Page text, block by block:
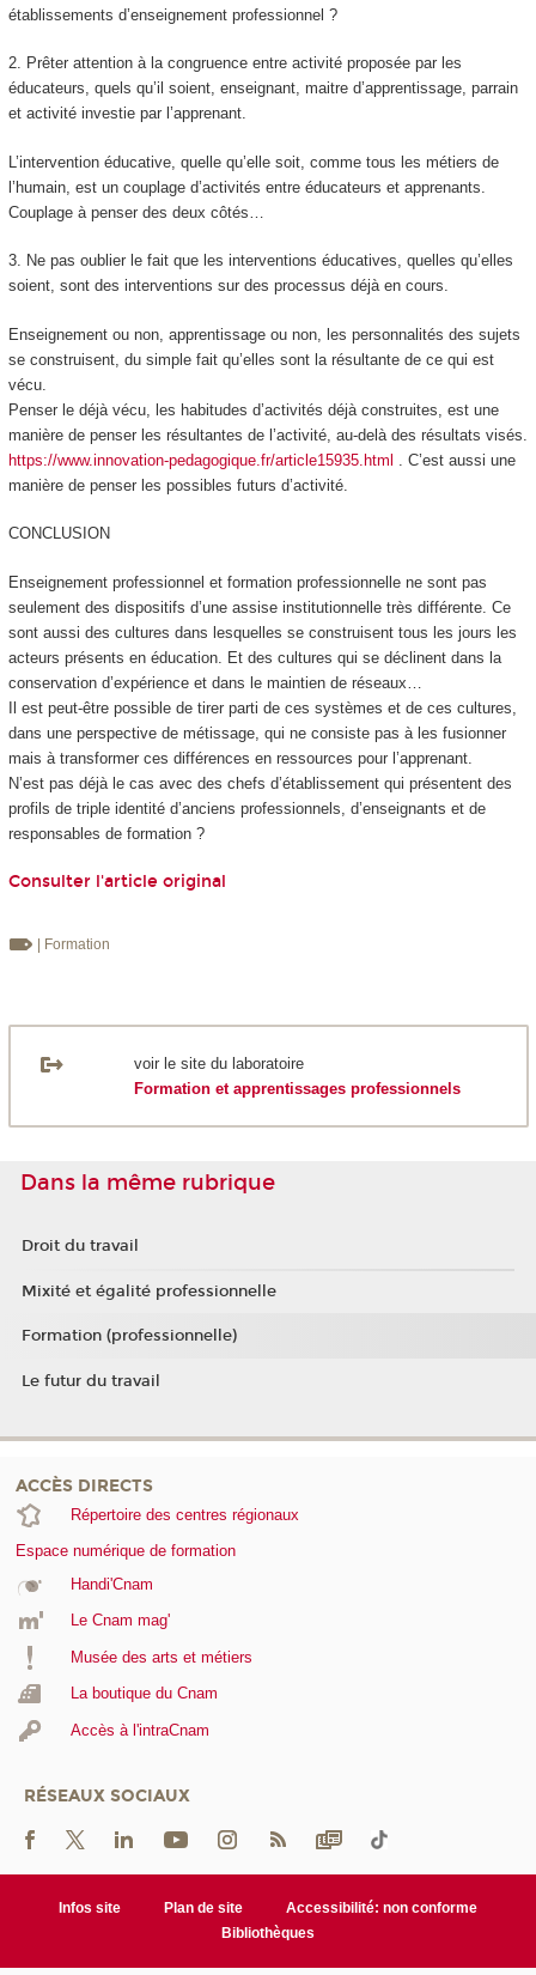
établissements d’enseignement professionnel ?
2. Prêter attention à la congruence entre activité proposée par les
éducateurs, quels qu’il soient, enseignant, maitre d’apprentissage, parrain
et activité investie par l’apprenant.
L’intervention éducative, quelle qu’elle soit, comme tous les métiers de
l’humain, est un couplage d’activités entre éducateurs et apprenants.
Couplage à penser des deux côtés…
3. Ne pas oublier le fait que les interventions éducatives, quelles qu’elles
soient, sont des interventions sur des processus déjà en cours.
Enseignement ou non, apprentissageou non, les personnalités des sujets
se construisent, du simple fait qu’elles sont la résultante de ce qui est
vécu.
Penser le déjà vécu, les habitudes d’activités déjà construites, est une
manière de penser les résultantes de l’activité, au-delà des résultats visés.
https://www.innovation-pedagogique.fr/article15935.html . C’est aussi une
manière de penser les possibles futurs d’activité.
CONCLUSION
Enseignement professionnel et formation professionnelle ne sont pas
seulement des dispositifs d’une assise institutionnelle très différente. Ce
sont aussi des cultures dans lesquelles se construisent tous les jours les
acteurs présents en éducation. Et des cultures qui se déclinent dans la
conservation d’expérience et dans le maintien de réseaux…
Il est peut-être possible de tirer parti de ces systèmes et de ces cultures,
dans une perspective de métissage, qui ne consiste pas à les fusionner
mais à transformer ces différences en ressources pour l’apprenant.
N’est pas déjà le cas avec des chefs d’établissement qui présentent des
profils de triple identité d’anciens professionnels, d’enseignants et de
responsables de formation ?
Consulter l'article original
| Formation
voir le site du laboratoire
Formation et apprentissages professionnels
Dans la même rubrique
Droit du travail
Mixité et égalité professionnelle
Formation (professionnelle)
Le futur du travail
ACCÈS DIRECTS
Répertoire des centres régionaux
Espace numérique de formation
Handi'Cnam
Le Cnam mag'
Musée des arts et métiers
La boutique du Cnam
Accès à l'intraCnam
RÉSEAUX SOCIAUX
Infos site Plan de site
Accessibilité: non conforme
Bibliothèques